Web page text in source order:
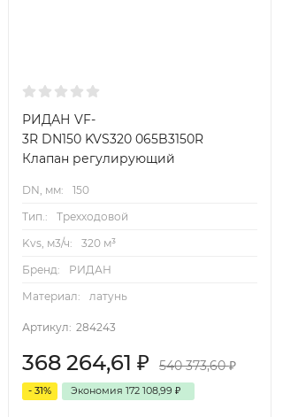
РИДАН VF-
3R DN150 KVS320 065B3150R
Клапан регулирующий
DN, мм:
150
Тип.:
Трехходовой
Kvs, м3/ч:
320 м³
Бренд:
РИДАН
Материал:
латунь
Артикул: 284243
368 264,61 ₽ 540 373,60₽
- 31% Экономия 172 108,99 ₽